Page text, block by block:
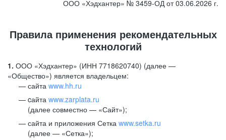
ООО «Хэдхантер» № 3459-ОД от 03.06.2026 г.
Правила применения рекомендательных
технологий
1. ООО «Хэдхантер» (ИНН 7718620740) (далее —
«Общество») является владельцем:
сайта www.hh.ru
cайта www.zarplata.ru
(далее совместно — «Сайт»);
сайта и приложения Сетка www.setka.ru
(далее — «Сетка»);